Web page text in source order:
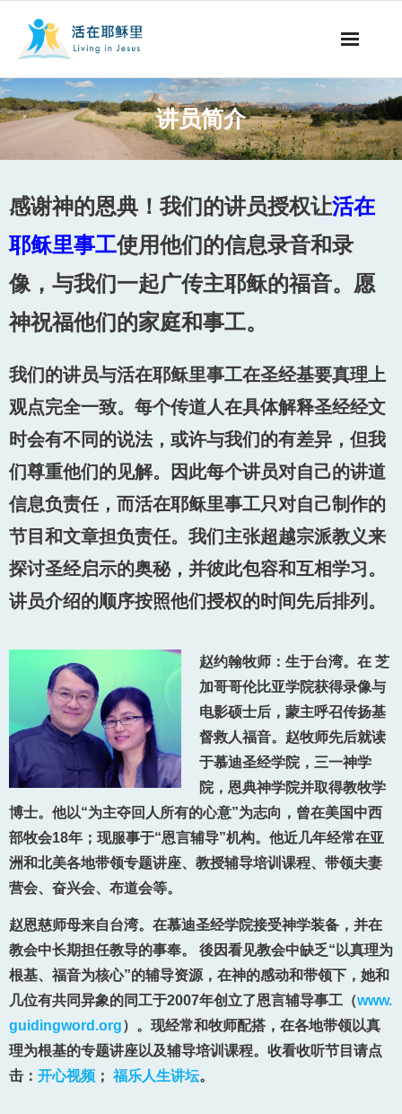
事工概要
永生之道
奉献支持
其他语言
讲员简介
感谢神的恩典！我们的讲员授权让活在
耶稣里事工使用他们的信息录音和录
像，与我们一起广传主耶稣的福音。愿
神祝福他们的家庭和事工。
我们的讲员与活在耶稣里事工在圣经基要真理上
观点完全一致。每个传道人在具体解释圣经经文
时会有不同的说法，或许与我们的有差异，但我
们尊重他们的见解。因此每个讲员对自己的讲道
信息负责任，而活在耶稣里事工只对自己制作的
节目和文章担负责任。我们主张超越宗派教义来
探讨圣经启示的奥秘，并彼此包容和互相学习。
讲员介绍的顺序按照他们授权的时间先后排列。
赵约翰牧师 ：生于台湾。在 芝
加哥哥伦比亚学院获得录像与
电影硕士后，蒙主呼召传扬基
督救人福音。赵牧师先后就读
于慕迪圣经学院， 三一神学
院，恩典神学院并取得教牧学
博士。他以“为主夺回人所有的心意”为志向，曾在美国中西
部牧会18年；现服事于“恩言辅导”机构。他近几年经常在亚
洲和北美各地带领专题讲座、 教授辅导培训课程、带领夫妻
营会、奋兴会、布道会等。
赵恩慈师母来自台湾。在慕迪圣经学院接受神学装备，并在
教会中长期担任教导的事奉。 後因看见教会中缺乏“ 以真理为
根基、福音为核心”的辅导资源，在神的感动和带领下，她和
几位有共同异象的同工于2007年创立了恩言辅导事工（www.
guidingword.org）。现经常和牧师配搭， 在各地带领以真
理为根基的专题讲座以及辅导培训课程。收看收听节目请点
击： 开心视频 ； 福乐人生讲坛。